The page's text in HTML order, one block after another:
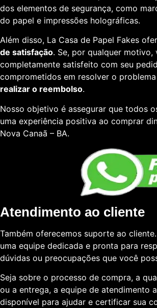
dos elementos de segurança, como
do papel e impressões holográficas.
Além disso, La Casa de Papel Fakes
de satisfação. Se, por qualquer motivo,
completamente satisfeito com seu
comprometidos em resolver o
realizar o reembolso.
Nosso objetivo é assegurar que todos
uma experiência positiva ao comprar
Nova Canaã – BA.
Atendimento ao cliente
Também oferecemos suporte ao
uma equipe dedicada e pronta para
dúvidas ou preocupações que você
Seja sobre o processo de compra, a
ou a entrega, a equipe de atendimento
disponível para ajudar e certificar sua